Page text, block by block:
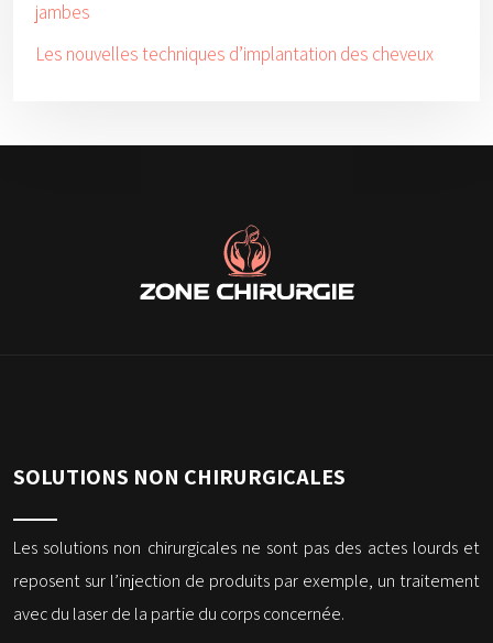
jambes
Les nouvelles techniques d’implantation des cheveux
SOLUTIONS NON CHIRURGICALES
Les solutions non chirurgicales ne sont pas des actes lourds et
reposent sur l’injection de produits par exemple, un traitement
avec du laser de la partie du corps concernée.